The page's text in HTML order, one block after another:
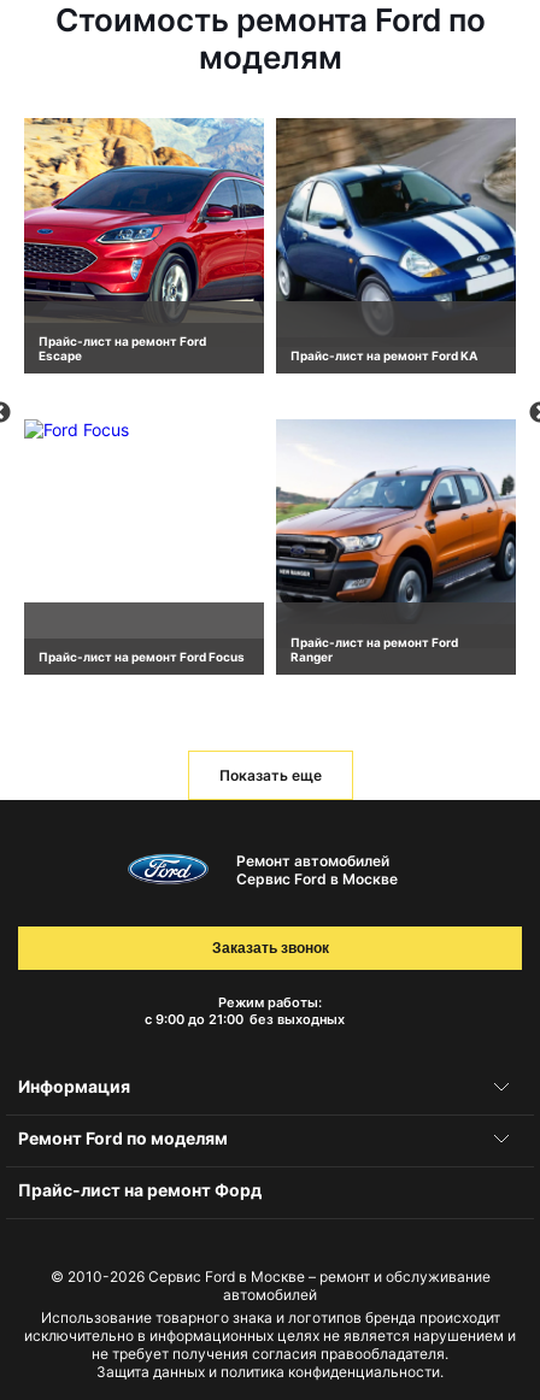
Стоимость ремонта Ford по
моделям
Прайс-лист на ремонт Ford
Escape
Прайс-лист на ремонт Ford Focus
Прайс-лист на ремонт Ford KA
Прайс-лист на ремонт Ford
Ranger
Показать еще
Ремонт автомобилей
Сервис Ford в Москве
Режим работы:
с 9:00 до 21:00 без выходных
Заказать звонок
Информация
Ремонт Ford по моделям
Прайс-лист на ремонт Форд
© 2010-2026 Сервис Ford в Москве – ремонт и обслуживание
автомобилей
Использование товарного знака и логотипов бренда происходит
исключительно в информационных целях не является нарушением и
не требует получения согласия правообладателя.
Защита данных и политика конфиденциальности.